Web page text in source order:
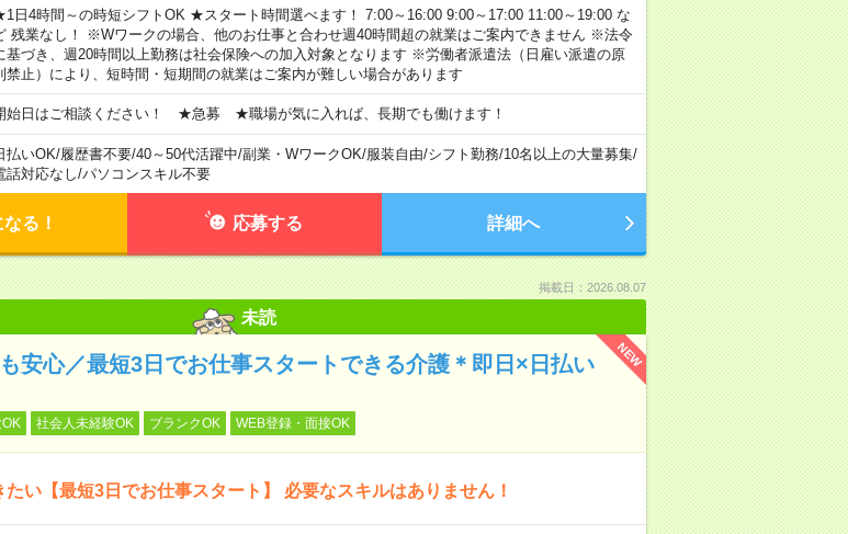
日4時間～の時短シフトOK ★スタート時間選べます！ 7:00～16:00 9:00～17:00 11:00～19:00 な
残業なし！ ※Wワークの場合、他のお仕事と合わせ週40時間超の就業はご案内できません ※法令
基づき、週20時間以上勤務は社会保険への加入対象となります ※労働者派遣法（日雇い派遣の原
禁止）により、短時間・短期間の就業はご案内が難しい場合があります
始日はご相談ください！ ★急募 ★職場が気に入れば、長期でも働けます！
払いOK/履歴書不要/40～50代活躍中/副業・WワークOK/服装自由/シフト勤務/10名以上の大量募集/
話対応なし/パソコンスキル不要
る！ 応募する 詳細へ
掲載日：2026.08.07
未読
NEW
安心／最短3日でお仕事スタートできる介護＊即日×日払い
社会人未経験OK ブランクOK WEB登録・面接OK
たい【最短3日でお仕事スタート】 必要なスキルはありません！